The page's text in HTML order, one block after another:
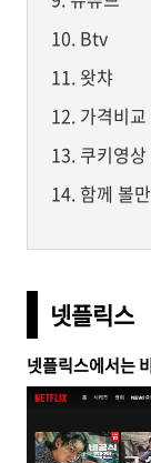
Btv
왓챠
가격비교
쿠키영상
함께 볼
넷플릭스
넷플릭스에서는